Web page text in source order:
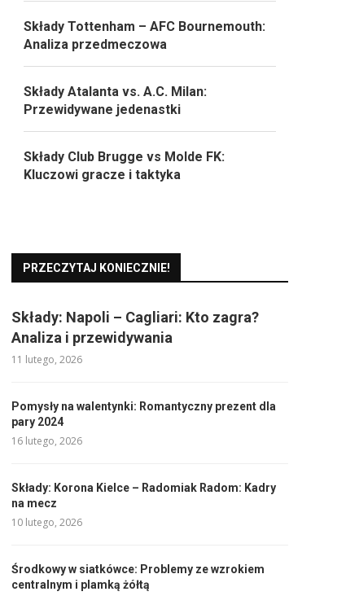
Składy Tottenham – AFC Bournemouth:
Analiza przedmeczowa
Składy Atalanta vs. A.C. Milan:
Przewidywane jedenastki
Składy Club Brugge vs Molde FK:
Kluczowi gracze i taktyka
PRZECZYTAJ KONIECZNIE!
Składy: Napoli – Cagliari: Kto zagra?
Analiza i przewidywania
11 lutego, 2026
Pomysły na walentynki: Romantyczny prezent dla
pary 2024
16 lutego, 2026
Składy: Korona Kielce – Radomiak Radom: Kadry
na mecz
10 lutego, 2026
Środkowy w siatkówce: Problemy ze wzrokiem
centralnym i plamką żółtą